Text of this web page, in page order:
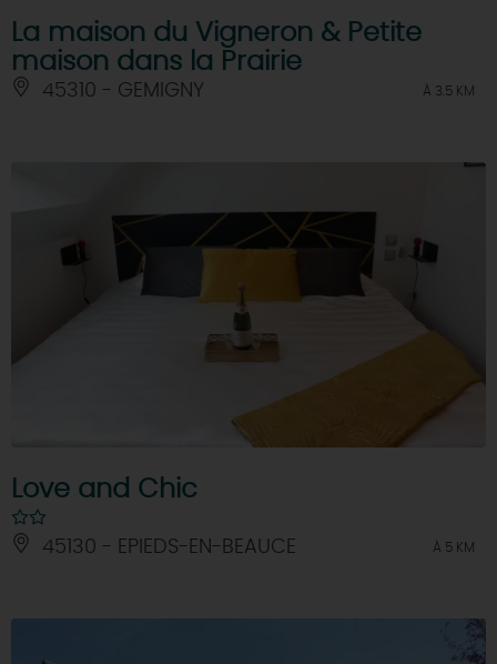
La maison du Vigneron & Petite
maison dans la Prairie
45310 - GEMIGNY À 3.5 KM
Love and Chic
45130 - EPIEDS-EN-BEAUCE À 5 KM